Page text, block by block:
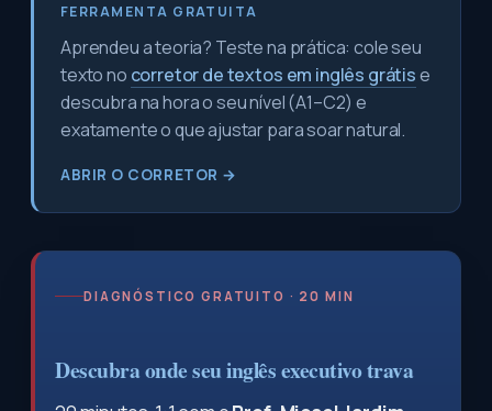
FERRAMENTA GRATUITA
Aprendeu a teoria? Teste na prática: cole seu
texto no corretor de textos em inglês grátise
descubra na hora o seu nível (A1–C2) e
exatamente o que ajustar para soar natural.
ABRIR O CORRETOR →
DIAGNÓSTICO GRATUITO · 20 MIN
Descubra onde seu inglês executivo trava